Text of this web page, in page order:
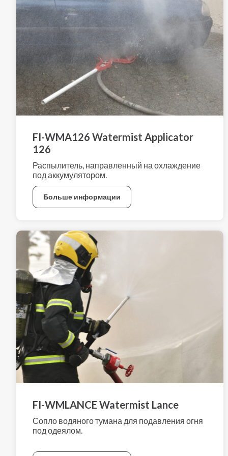
FI-WMA126 Watermist Applicator
126
Распылитель, направленный на охлаждение
под аккумулятором.
Больше информации
FI-WMLANCE Watermist Lance
Сопло водяного тумана для подавления огня
под одеялом.